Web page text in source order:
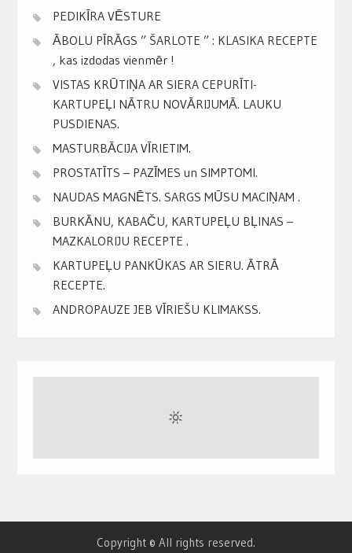
PEDIKĪRA VĒSTURE
ĀBOLU PĪRĀGS ” ŠARLOTE ” : KLASIKA RECEPTE
, kas izdodas vienmēr !
VISTAS KRŪTIŅA AR SIERA CEPURĪTI-
KARTUPEĻI NĀTRU NOVĀRIJUMĀ. LAUKU
PUSDIENAS.
MASTURBĀCIJA VĪRIETIM.
PROSTATĪTS – PAZĪMES un SIMPTOMI.
NAUDAS MAGNĒTS. SARGS MŪSU MACIŅAM .
BURKĀNU, KABAČU, KARTUPEĻU BĻINAS –
MAZKALORIJU RECEPTE .
KARTUPEĻU PANKŪKAS AR SIERU. ĀTRĀ
RECEPTE.
ANDROPAUZE JEB VĪRIEŠU KLIMAKSS.
Copyright © All rights reserved.